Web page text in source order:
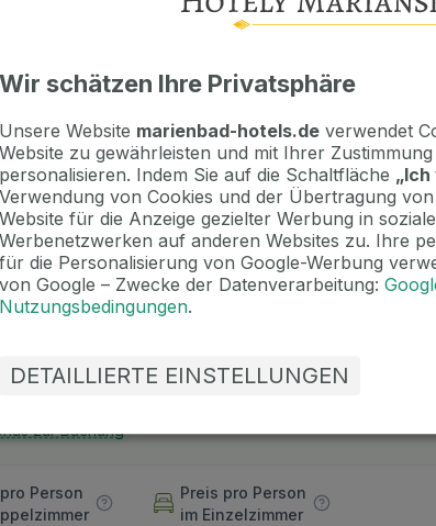
im ganzen Hotel
Vorträge und Kulturprogramme
200 m vom Hotel entfernt 10 € / Nacht
Zimmers oder Stockwerks 5 € / Person / Nacht
späte Abreise 50 € / Aufenthalt
10 € / Person
zur Buchung
Person
Preis pro Person
im Einzelzimmer
Wir schätzen Ihre Privatsphäre
Unsere Website marienbad-hotels.de verwendet
Website zu gewährleisten und mit Ihrer
personalisieren. Indem Sie auf die Schaltfläche
Verwendung von Cookies und der Übertragung
Website für die Anzeige gezielter Werbung in
Werbenetzwerken auf anderen Websites zu. Ihre
für die Personalisierung von Google-Werbung
von Google – Zwecke der Datenverarbeitung:
Nutzungsbedingungen.
DETAILLIERTE EINSTELLUNGEN